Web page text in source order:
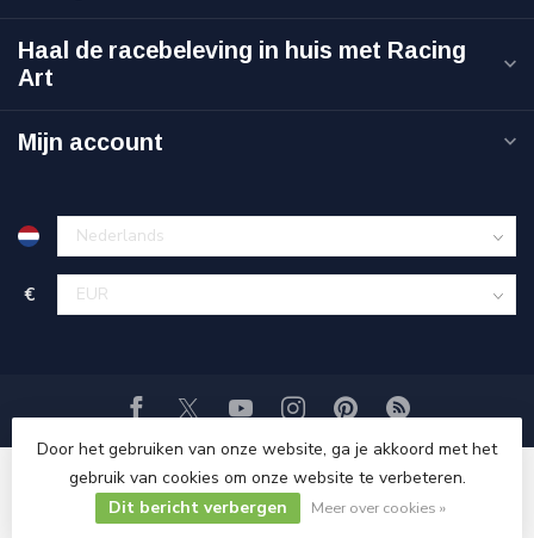
Haal de racebeleving in huis met Racing
Art
Mijn account
€
© Copyright 2026 Racing-Art.nl
Door het gebruiken van onze website, ga je akkoord met het
gebruik van cookies om onze website te verbeteren.
Dit bericht verbergen
Meer over cookies »